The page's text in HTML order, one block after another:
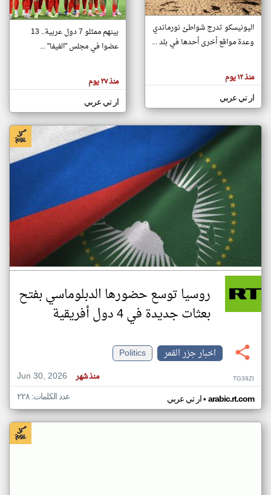
تغيير الدولة
اخبار جزر القمر على مدار الساعة
أهم اخبار جزر القمر العاجلة والمباشرة
هنا عن
وجهة
كاتبيها.
اليونيسكو تدرج شواطئ نورماندي
وعدة مواقع أخرى أحدها في بلد ...
منذ ١٢ يوم
ار تي عربي
بينهم ممثلو 7 دول عربية.. 13
عضوا في مجلس "الفيفا" ...
منذ ٢٧ يوم
ار تي عربي
روسيا توسع حضورها الدبلوماسي بفتح
بعثات جديدة في 4 دول أفريقية
اخبار جزر القمر
Politics
Jun 30, 2026
منذ شهر TG39ZI
ار تي عربي• arabic.rt.com عدد الكلمات: ٢٢٨
klyoum.com